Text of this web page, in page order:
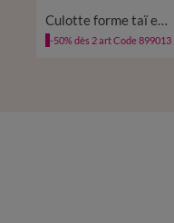
Culotte forme taï en coton extensible uni – lot de 10
-50% dès 2 art Code 899013